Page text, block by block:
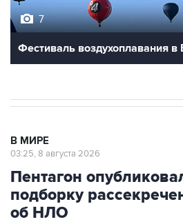
7
Фестиваль воздухоплавания в
В МИРЕ
03:25, 8 августа 2026
Пентагон
подборку
об НЛО